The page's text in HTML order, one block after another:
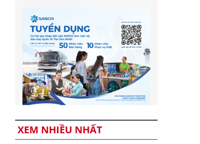
XEM NHIỀU NHẤT